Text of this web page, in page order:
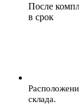
После
в срок
склада.